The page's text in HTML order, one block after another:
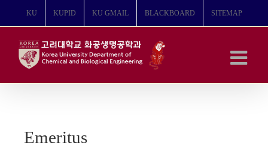
뛰
KU KUPID KU GMAIL BLACKBOARD SITEMAP
Emeritus